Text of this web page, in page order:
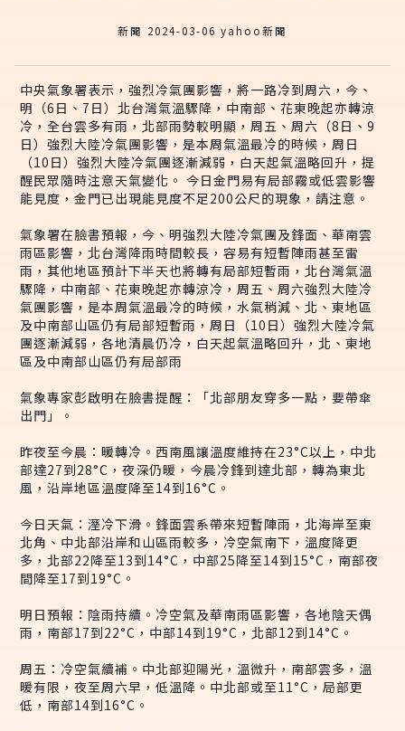
新聞 2024-03-06 yahoo新聞
中央氣象署表示，強烈冷氣團影響，將一路冷到周六，今、
明（6日、7日）北台灣氣溫驟降，中南部、花東晚起亦轉涼
冷，全台雲多有雨，北部雨勢較明顯，周五、周六（8日、9
日）強烈大陸冷氣團影響，是本周氣溫最冷的時候，周日
（10日）強烈大陸冷氣團逐漸減弱，白天起氣溫略回升，提
醒民眾隨時注意天氣變化。 今日金門易有局部霧或低雲影響
能見度，金門已出現能見度不足200公尺的現象，請注意。
氣象署在臉書預報，今、明強烈大陸冷氣團及鋒面、華南雲
雨區影響，北台灣降雨時間較長，容易有短暫陣雨甚至雷
雨，其他地區預計下半天也將轉有局部短暫雨，北台灣氣溫
驟降，中南部、花東晚起亦轉涼冷，周五、周六強烈大陸冷
氣團影響，是本周氣溫最冷的時候，水氣稍減、北、東地區
及中南部山區仍有局部短暫雨，周日（10日）強烈大陸冷氣
團逐漸減弱，各地清晨仍冷，白天起氣溫略回升，北、東地
區及中南部山區仍有局部雨
氣象專家彭啟明在臉書提醒：「北部朋友穿多一點，要帶傘
出門」。
昨夜至今晨：暖轉冷。西南風讓溫度維持在23°C以上，中北
部達27到28°C，夜深仍暖，今晨冷鋒到達北部，轉為東北
風，沿岸地區溫度降至14到16°C。
今日天氣：溼冷下滑。鋒面雲系帶來短暫陣雨，北海岸至東
北角、中北部沿岸和山區雨較多，冷空氣南下，溫度降更
多，北部22降至13到14°C，中部25降至14到15°C，南部夜
間降至17到19°C。
明日預報：陰雨持續。冷空氣及華南雨區影響，各地陰天偶
雨，南部17到22°C，中部14到19°C，北部12到14°C。
周五：冷空氣續補。中北部迎陽光，溫微升，南部雲多，溫
暖有限，夜至周六早，低溫降。中北部或至11°C，局部更
低，南部14到16°C。